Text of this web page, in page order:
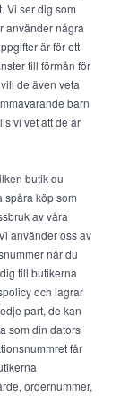
Vi ser dig som
använder några
är för ett
till förmån för
de även veta
barn
vi vet att de är
butik du
spåra köp som
av våra
använder oss av
när du
till butikerna
och lagrar
part, de kan
som din dators
får
ordernummer,